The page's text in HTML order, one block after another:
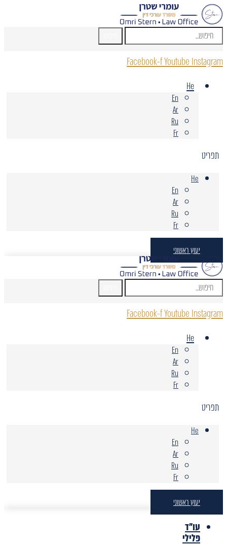
Facebook-fYoutube Instagram
He
En
Ar
Ru
Fr
תפריט
He
En
Ar
Ru
Fr
יעוץ ראשוני
Facebook-fYoutube Instagram
He
En
Ar
Ru
Fr
תפריט
He
En
Ar
Ru
Fr
יעוץ ראשוני
עו"ד
פלילי